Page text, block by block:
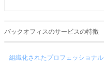
バックオフィスのサービスの特徴
組織化されたプロフェッショナル